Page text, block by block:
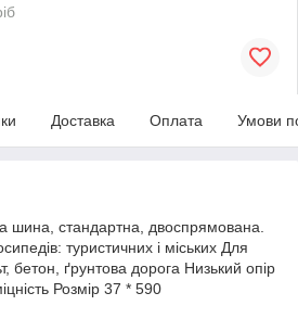
Доставка Оплата Умови
шина, стандартна, двоспрямована.
туристичних і міських Для
бетон, ґрунтова дорога Низький опір
Розмір 37 * 590